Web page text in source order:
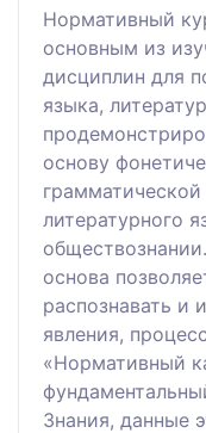
Нормативный
основным из
дисциплин для
языка,
основу
литературного
основа
распознавать и
явления,
«Нормативный
Знания, данные